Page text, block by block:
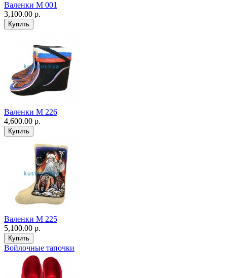
Валенки М 001
3,100.00 р.
Валенки М 226
4,600.00 р.
Валенки М 225
5,100.00 р.
Войлочные тапочки